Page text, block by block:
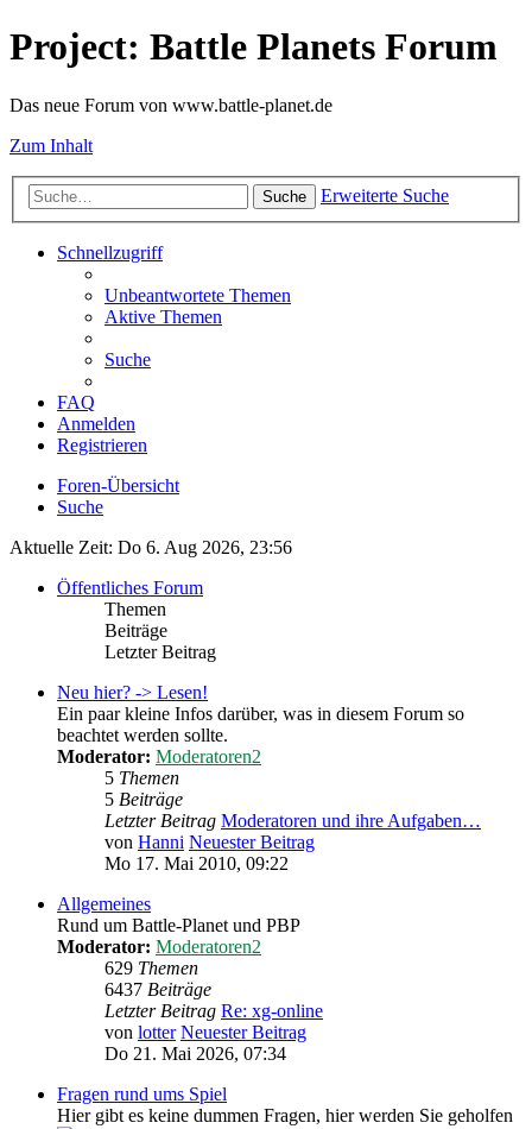
Project: Battle Planets Forum
Das neue Forum von www.battle-planet.de
Zum Inhalt
Suche Erweiterte Suche
Schnellzugriff
Unbeantwortete Themen
Aktive Themen
Suche
FAQ
Anmelden
Registrieren
Foren-Übersicht
Suche
Aktuelle Zeit: Do 6. Aug 2026, 23:56
Öffentliches Forum
Themen
Beiträge
Letzter Beitrag
Neu hier? -> Lesen!
Ein paar kleine Infos darüber, was in diesem Forum so
beachtet werden sollte.
Moderator: Moderatoren2
5 Themen
5 Beiträge
Letzter Beitrag Moderatoren und ihre Aufgaben…
von Hanni Neuester Beitrag
Mo 17. Mai 2010, 09:22
Allgemeines
Rund um Battle-Planet und PBP
Moderator: Moderatoren2
629 Themen
6437 Beiträge
Letzter Beitrag Re: xg-online
von lotter Neuester Beitrag
Do 21. Mai 2026, 07:34
Fragen rund ums Spiel
Hier gibt es keine dummen Fragen, hier werden Sie geholfen